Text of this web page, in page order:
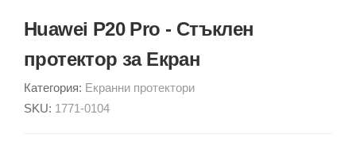
Huawei P20 Pro - Стъклен
протектор за Екран
Категория: Екранни протектори
SKU: 1771-0104